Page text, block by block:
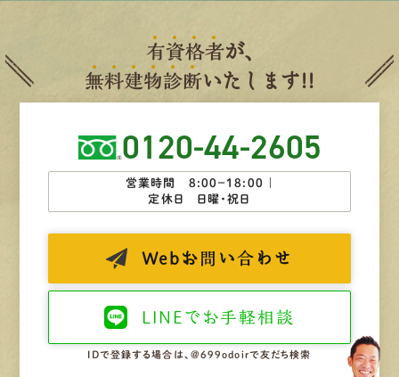
有資格者が、
無料建物診断いたします!!
0120-44-2605
営業時間 8:00−18:00 ｜
定休日 日曜・祝日
Web お問い合わせ
LINEで お手軽相談
IDで登録する場合は、@699odoirで友だち検索